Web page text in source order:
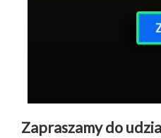
Zapraszamy do